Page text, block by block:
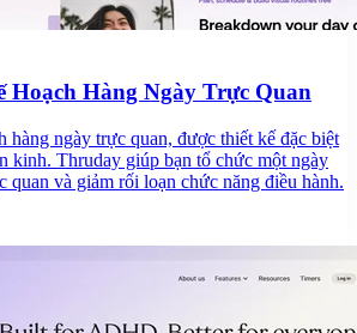
Hàng Ngày Trực Quan
hàng ngày trực quan, được thiết kế đặc biệt
kinh. Thruday giúp bạn tổ chức một ngày
quan và giảm rối loạn chức năng điều hành.